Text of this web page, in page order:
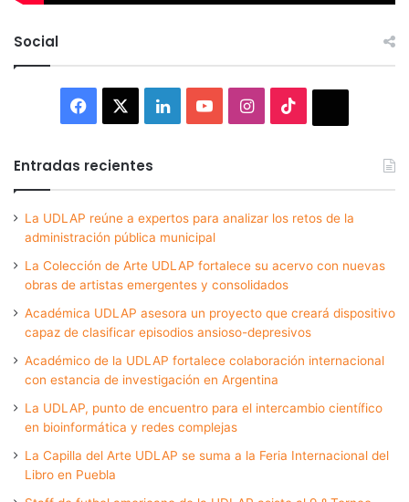
Social
Facebook LinkedInYouTubeInstagram
Entradas recientes
La UDLAP reúne a expertos para analizar los retos de la
administración pública municipal
La Colección de Arte UDLAP fortalece su acervo con nuevas
obras de artistas emergentes y consolidados
Académica UDLAP asesora un proyecto que creará dispositivo
capaz de clasificar episodios ansioso-depresivos
Académico de la UDLAP fortalece colaboración internacional
con estancia de investigación en Argentina
La UDLAP, punto de encuentro para el intercambio científico
en bioinformática y redes complejas
La Capilla del Arte UDLAP se suma a la Feria Internacional del
Libro en Puebla